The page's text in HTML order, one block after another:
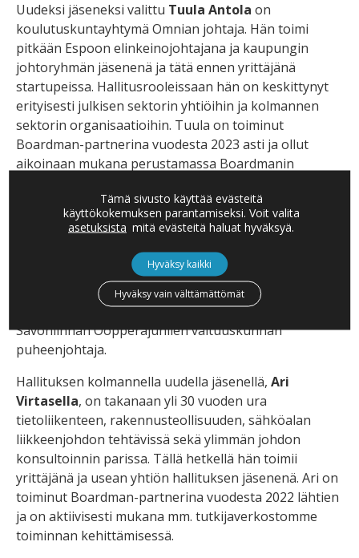
Uudeksi jäseneksi valittu Tuula Antola on
koulutuskuntayhtymä Omnian johtaja. Hän toimi
pitkään Espoon elinkeinojohtajana ja kaupungin
johtoryhmän jäsenenä ja tätä ennen yrittäjänä
startupeissa. Hallitusrooleissaan hän on keskittynyt
erityisesti julkisen sektorin yhtiöihin ja kolmannen
sektorin organisaatioihin. Tuula on toiminut
Boardman-partnerina vuodesta 2023 asti ja ollut
aikoinaan mukana perustamassa Boardmanin
Toinen uusista jäsenistä,Marjo Miettinen, on Ensto
Oy:n hallituksen puheenjohtaja ja Ensto Invest Oy:n ja
EM Group Oy:n hallituksen jäsen ja yksi tämän
kansainvälisen perheyhtiön omistajista. Boardman-
partnerina vuodesta 2016 toiminut Marjo on myös
Tekniikan Akatemia TAF:in hallituksen jäsen ja
Savonlinnan Oopperajuhlien valtuuskunnan
puheenjohtaja.
Hallituksen kolmannella uudella jäsenellä, Ari
Virtasella, on takanaan yli 30 vuoden ura
tietoliikenteen, rakennusteollisuuden, sähköalan
liikkeenjohdon tehtävissä sekä ylimmän johdon
konsultoinnin parissa. Tällä hetkellä hän toimii
yrittäjänä ja usean yhtiön hallituksen jäsenenä. Ari on
toiminut Boardman-partnerina vuodesta 2022 lähtien
ja on aktiivisesti mukana mm. tutkijaverkostomme
toiminnan kehittämisessä.
Tämä sivusto käyttää evästeitä
käyttökokemuksen parantamiseksi. Voit valita
asetuksista mitä evästeitä haluat hyväksyä.
Hyväksy kaikki
Hyväksy vain välttämättömät